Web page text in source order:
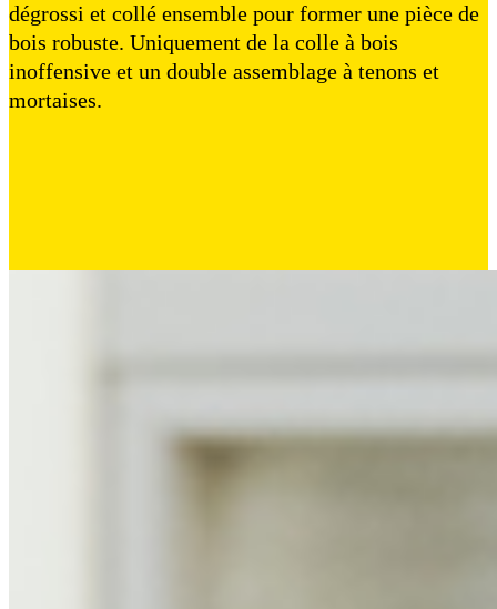
dégrossi et collé ensemble pour former une pièce de
bois robuste. Uniquement de la colle à bois
inoffensive et un double assemblage à tenons et
mortaises.